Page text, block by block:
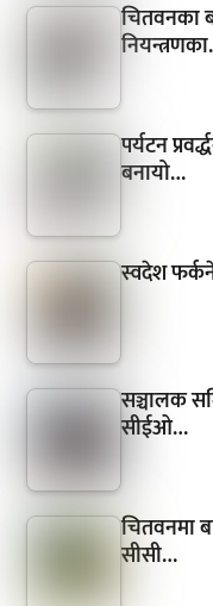
चितवनका
पर्यटन
बनायो…
स्वदेश फर्कने
सञ्चालक
सीईओ…
चितवनमा
सीसी…